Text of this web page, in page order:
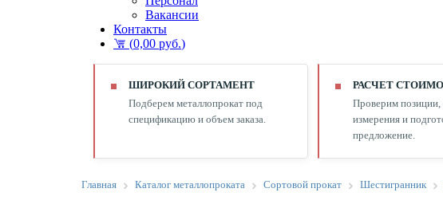
Вакансии
Контакты
(0,00 руб.)
ШИРОКИЙ СОРТАМЕНТ
Подберем металлопрокат под
спецификацию и объем заказа.
РАСЧЕТ
Проверим
измерения и
предложение.
Главная Каталог металлопроката Сортовой прокат Шестигранник